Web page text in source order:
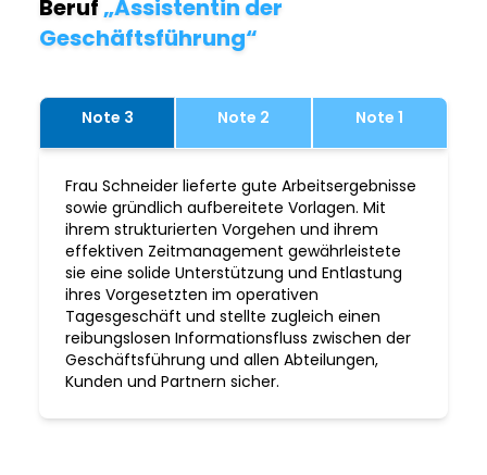
Beruf„Assistentin der
Geschäftsführung“
Note 3 Note 2 Note 1
Frau Schneider lieferte gute Arbeitsergebnisse
sowie gründlich aufbereitete Vorlagen. Mit
ihrem strukturierten Vorgehen und ihrem
effektiven Zeitmanagement gewährleistete
sie eine solide Unterstützung und Entlastung
ihres Vorgesetzten im operativen
Tagesgeschäft und stellte zugleich einen
reibungslosen Informationsfluss zwischen der
Geschäftsführung und allen Abteilungen,
Kunden und Partnern sicher.